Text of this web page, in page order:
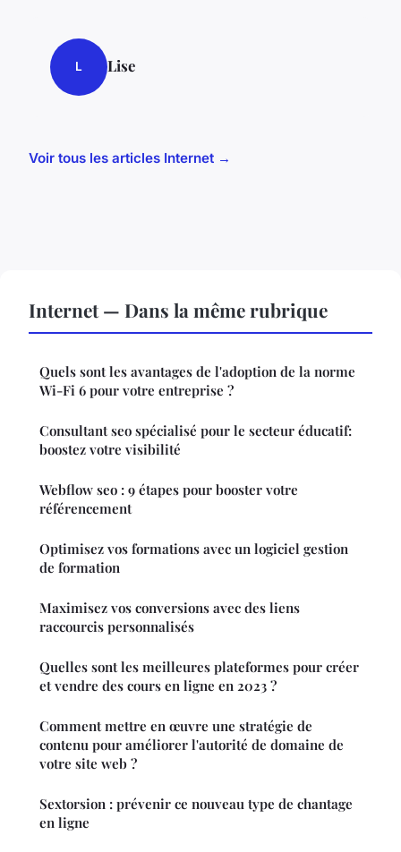
L Lise
Voir tous les articles Internet →
Internet — Dans la même rubrique
Quels sont les avantages de l'adoption de la norme
Wi-Fi 6 pour votre entreprise ?
Consultant seo spécialisé pour le secteur éducatif:
boostez votre visibilité
Webflow seo : 9 étapes pour booster votre
référencement
Optimisez vos formations avec un logiciel gestion
de formation
Maximisez vos conversions avec des liens
raccourcis personnalisés
Quelles sont les meilleures plateformes pour créer
et vendre des cours en ligne en 2023 ?
Comment mettre en œuvre une stratégie de
contenu pour améliorer l'autorité de domaine de
votre site web ?
Sextorsion : prévenir ce nouveau type de chantage
en ligne